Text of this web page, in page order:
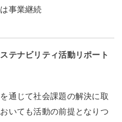
事業継続
テナビリティ活動リポート
通じて社会課題の解決に取
いても活動の前提となりつ